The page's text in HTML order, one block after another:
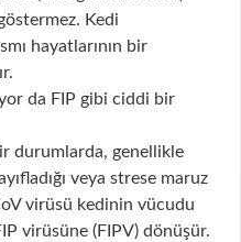
Kedi
hayatlarının bir
da FIP gibi ciddi bir
durumlarda, genellikle
veya strese maruz
virüsü kedinin vücudu
virüsüne (FIPV) dönüşür.